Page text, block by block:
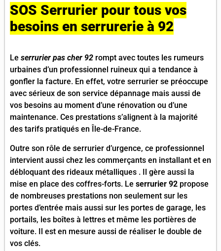
SOS Serrurier pour tous vos
besoins en serrurerie à 92
Le serrurier pas cher 92 rompt avec toutes les rumeurs
urbaines d’un professionnel ruineux qui a tendance à
gonfler la facture. En effet, votre serrurier se préoccupe
avec sérieux de son service dépannage mais aussi de
vos besoins au moment d’une rénovation ou d’une
maintenance. Ces prestations s’alignent à la majorité
des tarifs pratiqués en Île-de-France.
Outre son rôle de serrurier d’urgence, ce professionnel
intervient aussi chez les commerçants en installant et en
débloquant des rideaux métalliques . Il gère aussi la
mise en place des coffres-forts. Le serrurier 92 propose
de nombreuses prestations non seulement sur les
portes d’entrée mais aussi sur les portes de garage, les
portails, les boîtes à lettres et même les portières de
voiture. Il est en mesure aussi de réaliser le double de
vos clés.